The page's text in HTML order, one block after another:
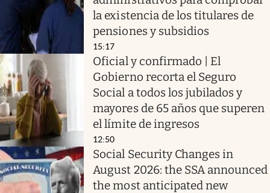
la existencia de los titulares de
pensiones y subsidios
15:17
Oficial y confirmado | El
Gobierno recorta el Seguro
Social a todos los jubilados y
mayores de 65 años que superen
el límite de ingresos
12:50
Social Security Changes in
August 2026: the SSA announced
the most anticipated new